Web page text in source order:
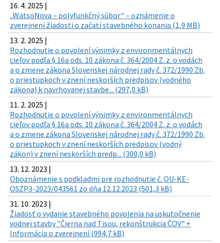
16. 4. 2025 |
„WatsoNova – polyfunkčný súbor“ – oznámenie o
zverejnení žiadosti o začatí stavebného konania (1,9 MB)
13. 2. 2025 |
Rozhodnutie o povolení výnimky z environmentálnych
cieľov podľa § 16a ods. 10 zákona č. 364/2004 Z. z. o vodách
a o zmene zákona Slovenskej národnej rady č. 372/1990 Zb.
o priestupkoch v znení neskorších predpisov (vodného
zákona) k navrhovanej stavbe... (297,0 kB)
11. 2. 2025 |
Rozhodnutie o povolení výnimky z environmentálnych
cieľov podľa § 16a ods. 10 zákona č. 364/2004 Z. z. o vodách
a o zmene zákona Slovenskej národnej rady č. 372/1990 Zb.
o priestupkoch v znení neskorších predpisov (vodný
zákon) v znení neskorších predp... (300,0 kB)
13. 12. 2023 |
Oboznámenie s podkladmi pre rozhodnutie č. OU-KE-
OSZP3-2023/043561 zo dňa 12.12.2023 (501,3 kB)
31. 10. 2023 |
Žiadosť o vydanie stavebného povolenia na uskutočnenie
vodnej stavby "Čierna nad Tisou, rekonštrukcia ČOV" +
Informácia o zverejnení (994,7 kB)